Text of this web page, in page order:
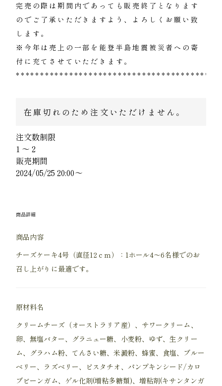
完売の際は期間内であっても販売終了となります
のでご了承いただきますよう、よろしくお願い致
します。
※今年は売上の一部を能登半島地震被災者への寄
付に充てさせていただきます。
在庫切れのため注文いただけません。
注文数制限
1 ～ 2
販売期間
2024/05/25 20:00～
商品詳細
商品内容
チーズケーキ4号（直径12ｃｍ）：1ホール4～6名様でのお
召し上がりに最適です。
原材料名
クリームチーズ（オーストラリア産）、サワークリーム、
卵、無塩バター、グラニュー糖、小麦粉、ゆず、生クリー
ム、グラハム粉、てんさい糖、米澱粉、蜂蜜、食塩、ブルー
ベリー、ラズベリー、ピスタチオ、パンプキンシード/カロ
ブビーンガム、ゲル化剤(増粘多糖類)、増粘剤(キサンタンガ